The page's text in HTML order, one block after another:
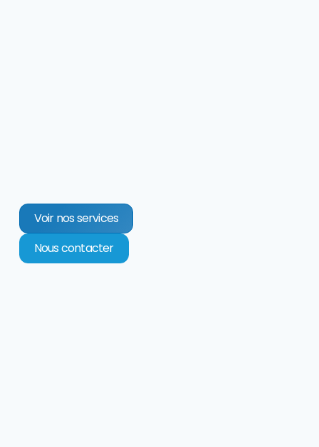
Voir nos services
Nous contacter